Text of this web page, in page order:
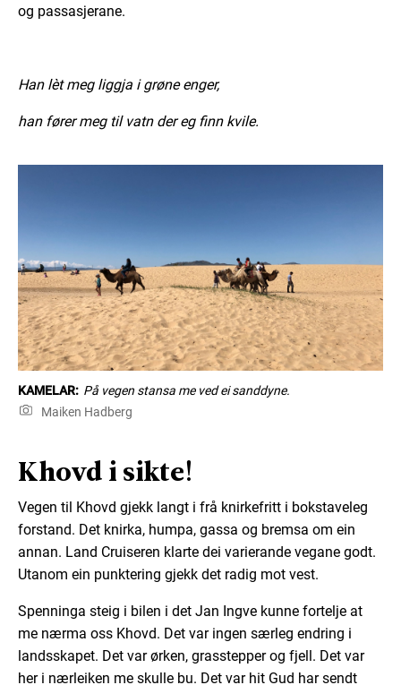
og passasjerane.
Han lèt meg liggja i grøne enger,
han fører meg til vatn der eg finn kvile.
KAMELAR: På vegen stansa me ved ei sanddyne.
Maiken Hadberg
Khovd i sikte!
Vegen til Khovd gjekk langt i frå knirkefritt i bokstaveleg
forstand. Det knirka, humpa, gassa og bremsa om ein
annan. Land Cruiseren klarte dei varierande vegane godt.
Utanom ein punktering gjekk det radig mot vest.
Spenninga steig i bilen i det Jan Ingve kunne fortelje at
me nærma oss Khovd. Det var ingen særleg endring i
landsskapet. Det var ørken, grasstepper og fjell. Det var
her i nærleiken me skulle bu. Det var hit Gud har sendt